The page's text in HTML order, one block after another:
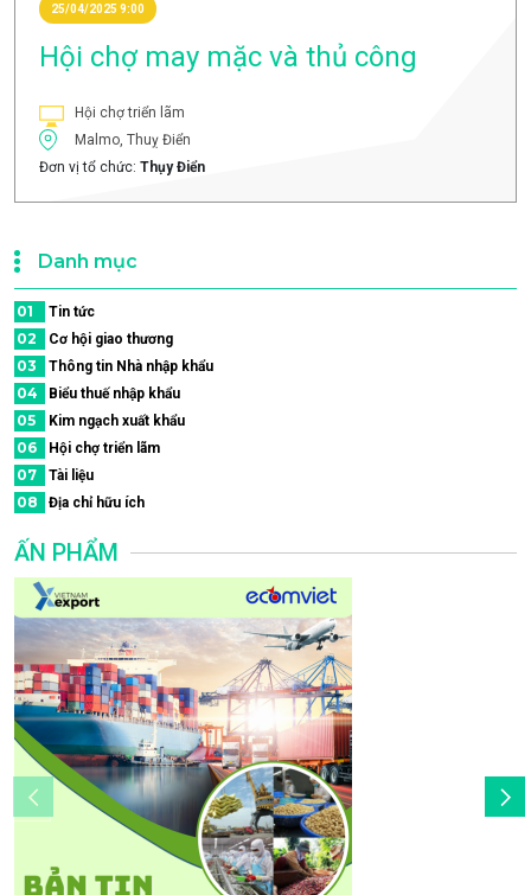
25/04/2025 9:00
Hội chợ may mặc và thủ công
Hội chợ triển lãm
Malmo, Thuỵ Điển
Đơn vị tổ chức: Thụy Điển
Danh mục
01 Tin tức
02 Cơ hội giao thương
03 Thông tin Nhà nhập khẩu
04 Biểu thuế nhập khẩu
05 Kim ngạch xuất khẩu
06 Hội chợ triển lãm
07 Tài liệu
08 Địa chỉ hữu ích
ẤN PHẨM